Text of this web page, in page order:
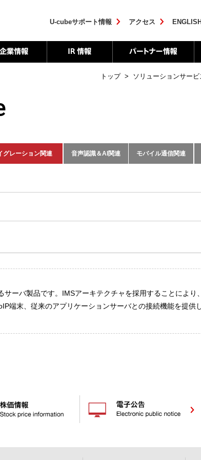
U-cubeサポート情報 アクセス ENGLISH
トップ > ソリューションサービ
グレーション関連 音声認識＆AI関連 モバイル通信関連
ーバ製品です。IMSアーキテクチャを採用することにより
端末、従来のアプリケーションサーバとの接続機能を提供